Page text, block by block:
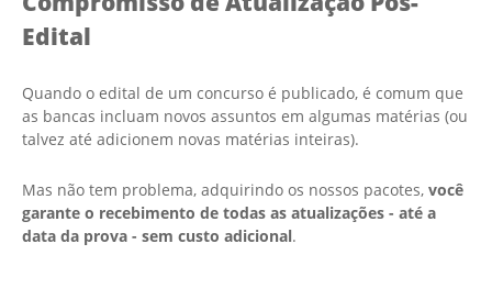
Edital
Quando o edital de um concurso é publicado, é comum que
as bancas incluam novos assuntos em algumas matérias (ou
talvez até adicionem novas matérias inteiras).
Mas não tem problema, adquirindo os nossos pacotes, você
garante o recebimento de todas as atualizações - até a
data da prova - sem custo adicional.